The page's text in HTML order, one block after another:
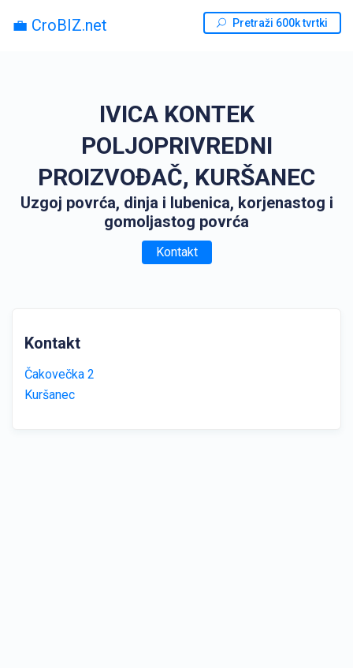
💼 CroBIZ.net Pretraži 600k tvrtki
IVICA KONTEK
POLJOPRIVREDNI
PROIZVOĐAČ, KURŠANEC
Uzgoj povrća, dinja i lubenica, korjenastog i
gomoljastog povrća
Kontakt
Kontakt
Čakovečka 2
Kuršanec